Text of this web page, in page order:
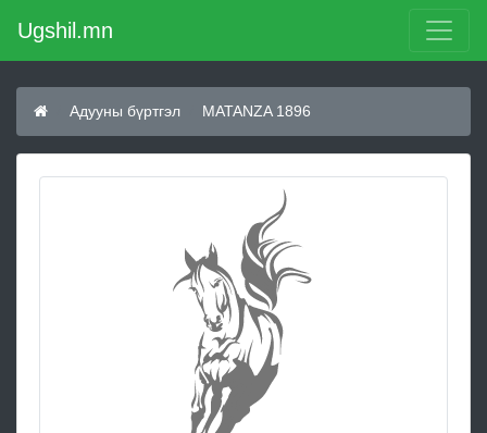
Ugshil.mn
Адууны бүртгэл MATANZA 1896